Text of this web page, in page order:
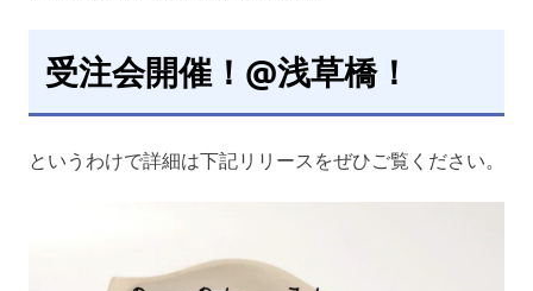
受注会開催！@浅草橋！
というわけで詳細は下記リリースをぜひご覧ください。